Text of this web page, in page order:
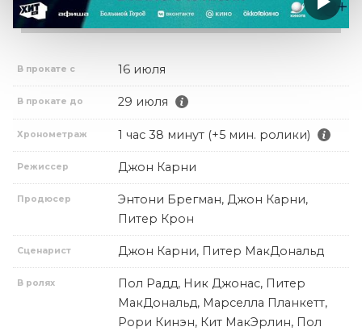
В прокате с 16 июля
В прокате до 29 июля
Хронометраж 1 час 38 минут (+5 мин. ролики)
Режиссер Джон Карни
Продюсер
Энтони Брегман, Джон Карни,
Питер Крон
Сценарист Джон Карни, Питер МакДональд
В ролях
Пол Радд, Ник Джонас, Питер
МакДональд, Марселла Планкетт,
Рори Кинэн, Кит МакЭрлин, Пол